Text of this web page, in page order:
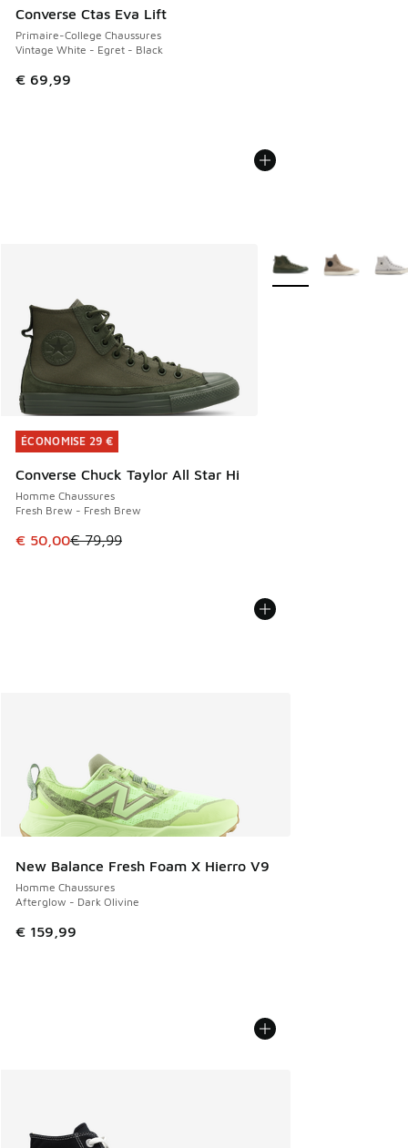
Converse Ctas Eva Lift
Primaire-College Chaussures
Vintage White - Egret - Black
€ 69,99
ÉCONOMISE 29 €
Converse Chuck Taylor All Star Hi
Homme Chaussures
Fresh Brew - Fresh Brew
Cet article est en promotion. Prix en baisse de € 79,99 à
€ 50,00€ 79,99
ÉCONOMISE 29 €
Plus de couleurs
New Balance Fresh Foam X Hierro V9
Homme Chaussures
Afterglow - Dark Olivine
€ 159,99